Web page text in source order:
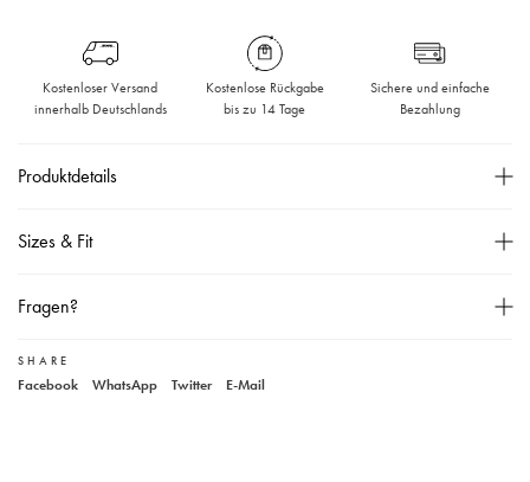
Kostenloser Versand
innerhalb Deutschlands
Kostenlose Rückgabe
bis zu 14 Tage
Sichere und einfache
Bezahlung
Produktdetails
Schmales Bein mit abgenähter Bügelfalte,
Bund ohne Gürtelschlaufen,
Zwei Paspeltaschen und zwei Gesäßtaschen,
Sizes & Fit
Größentabelle
Fragen?
Unser Kundenservice
SHARE
Facebook WhatsApp Twitter E-Mail